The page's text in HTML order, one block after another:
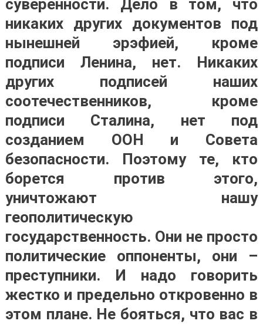
суверенности. Дело в том, что
никаких других документов под
нынешней эрэфией, кроме
подписи Ленина, нет. Никаких
других подписей наших
соотечественников, кроме
подписи Сталина, нет под
созданием ООН и Совета
безопасности. Поэтому те, кто
борется против этого,
уничтожают нашу
геополитическую
государственность. Они не просто
политические оппоненты, они –
преступники. И надо говорить
жестко и предельно откровенно в
этом плане. Не бояться, что вас в